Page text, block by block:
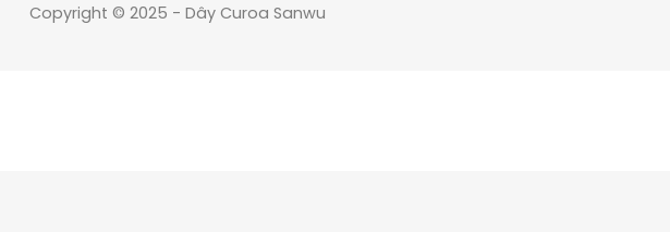
Copyright © 2025 - Dây Curoa Sanwu